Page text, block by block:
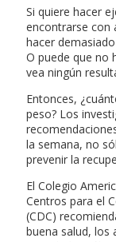
Si quiere hacer
encontrarse con
hacer
O puede que no
vea ningún
Entonces,
peso? Los
la semana, no
prevenir la
El Colegio
Centros para el
(CDC)
buena salud, los